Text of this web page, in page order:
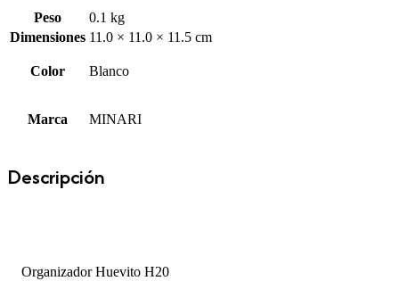
Peso
0.1 kg
Dimensiones 11.0 × 11.0 × 11.5 cm
Color Blanco
Marca MINARI
Descripción
Organizador Huevito H20